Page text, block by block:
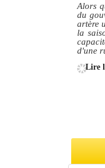
Alors
du
artère
la
d'une
Lire